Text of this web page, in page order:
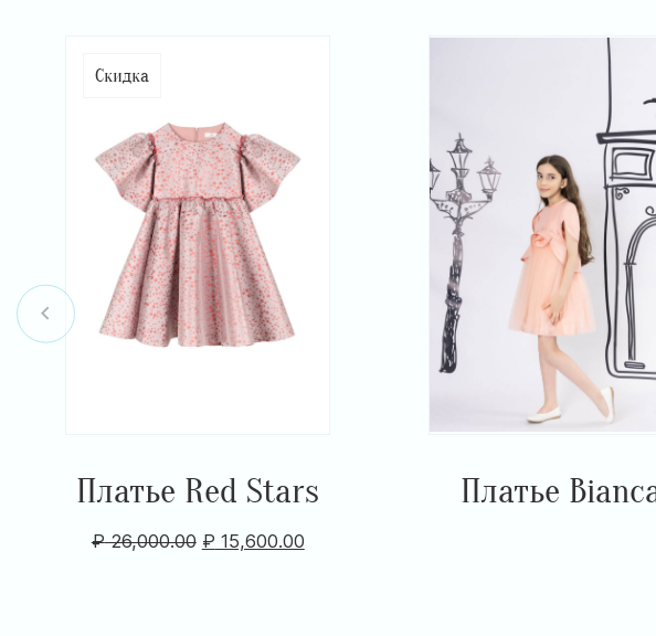
Скидка
Платье Red Stars
₽26,000.00 ₽ 15,600.00
Платье